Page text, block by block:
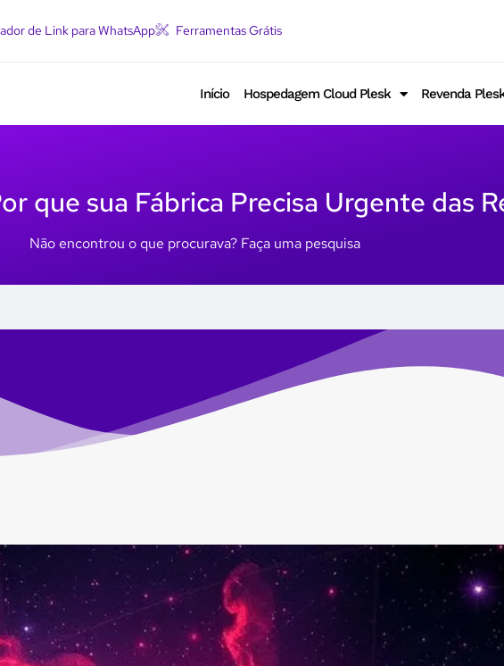
de Link para WhatsApp Ferramentas Grátis
Início Hospedagem Cloud Plesk Revenda
que sua Fábrica Precisa Urgente das
Não encontrou o que procurava? Faça uma pesquisa